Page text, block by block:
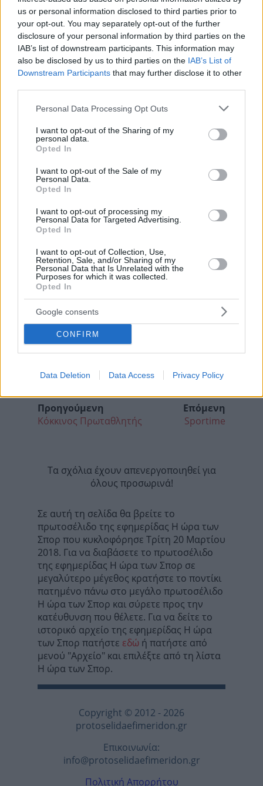
us or personal information disclosed to third parties prior to
your opt-out. You may separately opt-out of the further
disclosure of your personal information by third parties on the
IAB’s list of downstream participants. This information may
also be disclosed by us to third parties on the IAB’s List of
Downstream Participants that may further disclose it to other
Please note that this website/app uses one or more Google
not limited to your visit or usage behaviour. You may click to
grant or deny consent to Google and its third-party tags to
use your data for below specified purposes in below Google
consent section.
Personal Data Processing Opt Outs
I want to opt-out of the Sharing of my
personal data.
Opted In
I want to opt-out of the Sale of my
Personal Data.
Opted In
I want to opt-out of processing my
Personal Data for Targeted Advertising.
Opted In
I want to opt-out of Collection, Use,
Retention, Sale, and/or Sharing of my
Personal Data that Is Unrelated with the
Purposes for which it was collected.
Opted In
Google consents
CONFIRM
Data Deletion Data Access Privacy Policy
Κοινοποιήστε
Προηγούμενη
Κόκκινος Πρωταθλητής
Επόμενη
Sportime
Τα σχόλια έχουν απενεργοποιηθεί για
όλους προσωρινά!
Σε αυτή τη σελίδα θα βρείτε το
πρωτοσέλιδο της εφημερίδας Η ώρα των
Σπορ που κυκλοφόρησε Τρίτη 20 Μαρτίου
2018. Για να διαβάσετε το πρωτοσέλιδο
της εφημερίδας Η ώρα των Σπορ σε
μεγαλύτερο μέγεθος κρατήστε το ποντίκι
πατημένο πάνω στο μεγάλο πρωτοσέλιδο
Η ώρα των Σπορ και σύρετε προς την
κατέυθυνση που θέλετε. Για να δείτε το
ιστορικό αρχείο της εφημερίδας Η ώρα
των Σπορ πατήστε εδώ ή πατήστε από
μενού "Αρχείο" και επιλέξτε από τη λίστα
Η ώρα των Σπορ.
Copyright © 2012 - 2026
protoselidaefimeridon.gr
Επικοινωνία:
info@protoselidaefimeridon.gr
Πολιτική Απορρήτου